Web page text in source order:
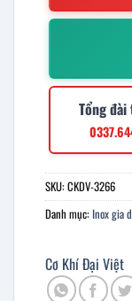
Tổng đài
SKU:CKDV-3266
Danh mục: Inox gia
Cơ Khí Đại Việt